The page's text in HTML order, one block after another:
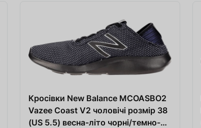
Кросівки New Balance MCOASBO2
Vazee Coast V2 чоловічі розмір 38
(US 5.5) весна-літо чорні/темно-